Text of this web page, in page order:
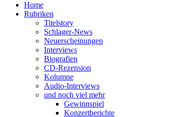
Home
Rubriken
Titelstory
Schlager-News
Neuerscheinungen
Interviews
Biografien
CD-Rezension
Kolumne
Audio-Interviews
und noch viel mehr
Gewinnspiel
Konzertberichte